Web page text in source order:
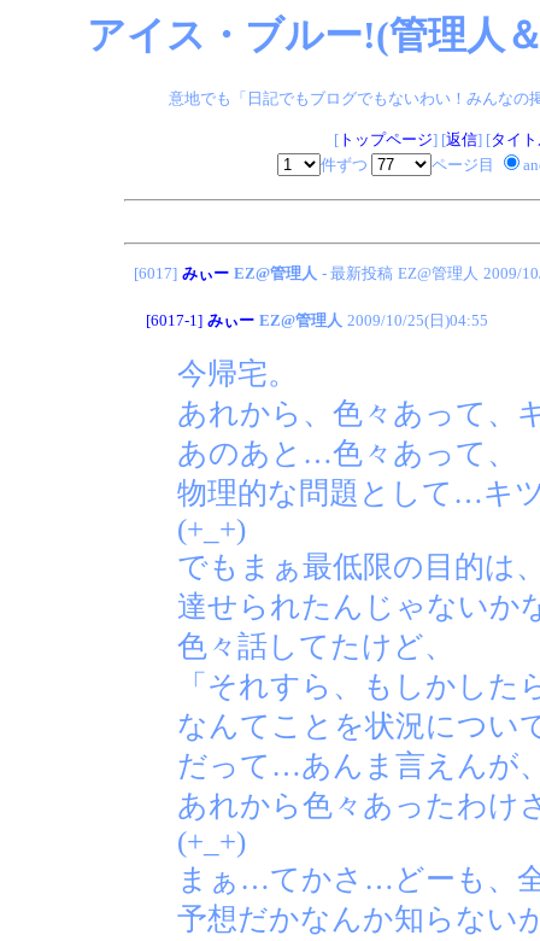
アイス・ブルー!(管理人
意地でも「日記でもブログでもないわい！みんなの
[トップページ] [返信] [タイ
件ずつ
ページ目
[6017] みぃー EZ@管理人 - 最新投稿 EZ@管理人 2009/
[6017-1] みぃー EZ@管理人 2009/10/25(日)04:55
今帰宅。
あれから、色々あって、
あのあと…色々あって、
物理的な問題として…キ
(+_+)
でもまぁ最低限の目的は
達せられたんじゃないか
色々話してたけど、
「それすら、もしかした
なんてことを状況につい
だって…あんま言えんが
あれから色々あったわけ
(+_+)
まぁ…てかさ…どーも、
予想だかなんか知らない